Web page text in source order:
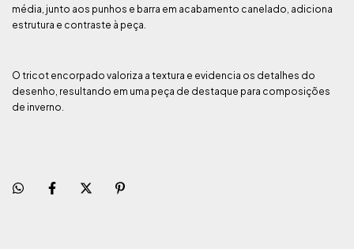
média, junto aos punhos e barra em acabamento canelado, adiciona
estrutura e contraste à peça.
O tricot encorpado valoriza a textura e evidencia os detalhes do
desenho, resultando em uma peça de destaque para composições
de inverno.